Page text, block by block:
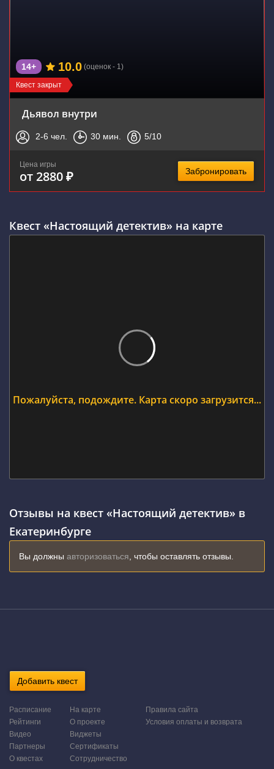
Квест закрыт
14+ 10.0 (оценок - 1)
Дьявол внутри
2-6 чел. 30 мин. 5/10
Цена игры
от 2880 ₽ Забронировать
Квест «Настоящий детектив» на карте
Пожалуйста, подождите. Карта скоро загрузится...
Отзывы на квест «Настоящий детектив» в
Екатеринбурге
Вы должны авторизоваться , чтобы оставлять отзывы.
Добавить квест
Расписание
Рейтинги
Видео
Партнеры
О квестах
На карте
О проекте
Виджеты
Сертификаты
Сотрудничество
Правила сайта
Условия оплаты и возврата